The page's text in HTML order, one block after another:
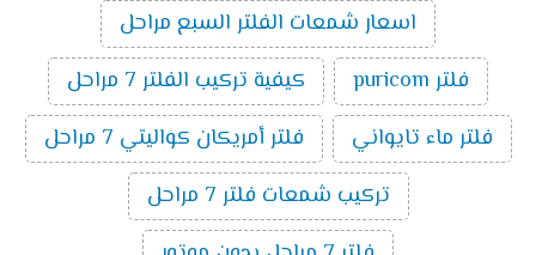
اسعار شمعات الفلتر السبع مراحل
فلتر puricom
كيفية تركيب الفلتر 7 مراحل
فلتر ماء تايواني
فلتر أمريكان كواليتي 7 مراحل
تركيب شمعات فلتر 7 مراحل